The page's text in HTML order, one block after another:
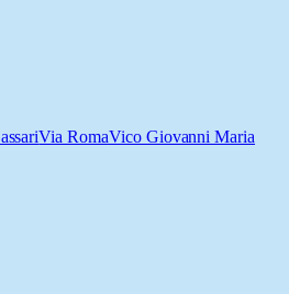
Via RomaVico Giovanni Maria